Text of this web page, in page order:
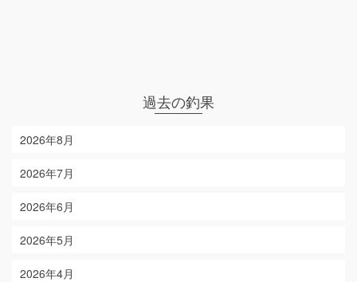
過去の釣果
2026年8月
2026年7月
2026年6月
2026年5月
2026年4月